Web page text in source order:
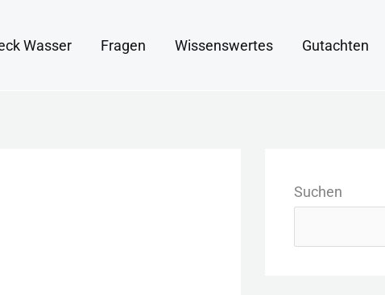
Wasser Fragen Wissenswertes Gutachten
Suchen
a
e